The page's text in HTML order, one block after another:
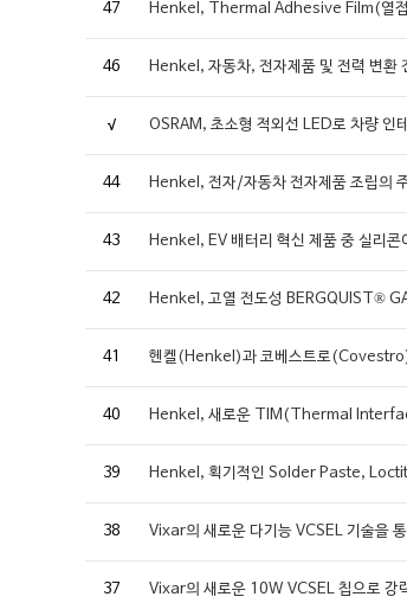
47 Henkel, Thermal Adhesive Film(열접
46 Henkel, 자동차, 전자제품 및 전력 변환
√ OSRAM, 초소형 적외선 LED로 차량 인
44 Henkel, 전자/자동차 전자제품 조립의
43 Henkel, EV 배터리 혁신 제품 중 실리콘
42 Henkel, 고열 전도성 BERGQUIST®
41 헨켈(Henkel)과 코베스트로
40 Henkel, 새로운 TIM(Thermal
39 Henkel, 획기적인 Solder Paste,
38 Vixar의 새로운 다기능 VCSEL 기술을
37 Vixar의 새로운 10W VCSEL 칩으로 강